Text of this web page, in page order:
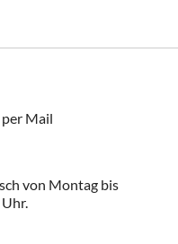
Mail
von Montag bis